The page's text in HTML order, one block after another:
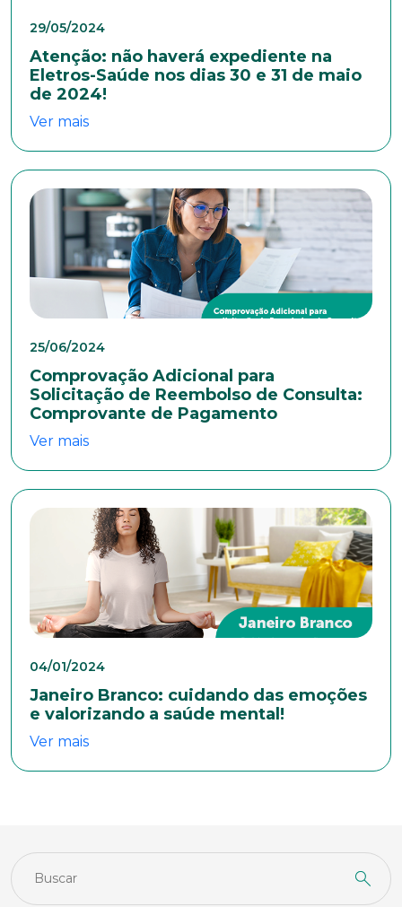
29/05/2024
Atenção: não haverá expediente na
Eletros-Saúde nos dias 30 e 31 de maio
de 2024!
Ver mais
25/06/2024
Comprovação Adicional para
Solicitação de Reembolso de Consulta:
Comprovante de Pagamento
Ver mais
04/01/2024
Janeiro Branco: cuidando das emoções
e valorizando a saúde mental!
Ver mais
Idade
Escolaridade
Masculino
Outros
Área de interesse
Anexar currículo*